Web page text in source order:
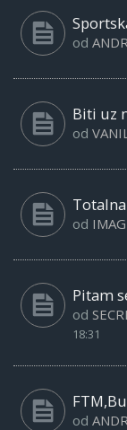
od
Biti uz
od
od
Pitam
od
18:31
od